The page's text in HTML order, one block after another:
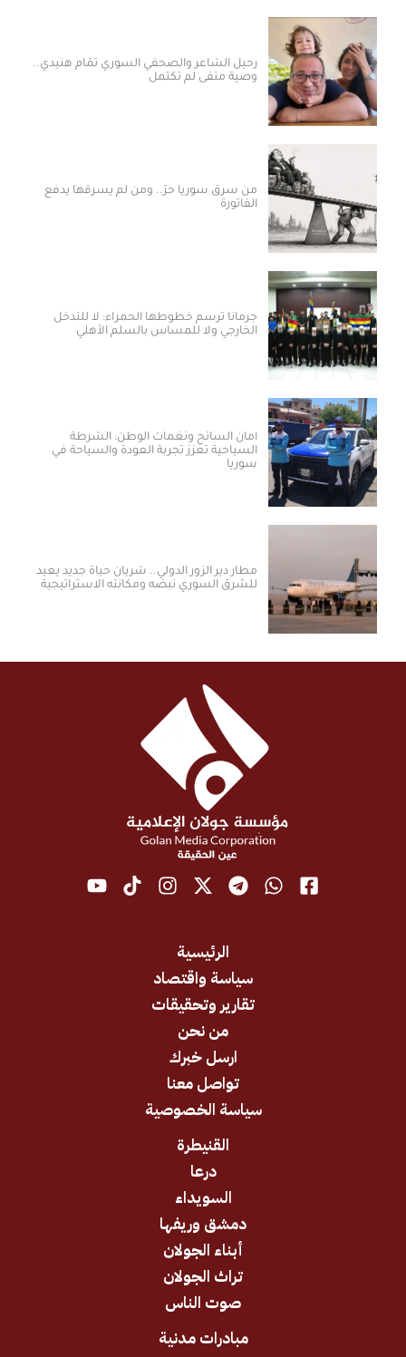
رحيل الشاعر والصحفي السوري تمّام هنيدي..
وصية منفى لم تكتمل
من سرق سوريا حرّ.. ومن لم يسرقها يدفع
الفاتورة
جرمانا ترسم خطوطها الحمراء: لا للتدخل
الخارجي ولا للمساس بالسلم الأهلي
أمان السائح ونغمات الوطن: الشرطة
السياحية تعزز تجربة العودة والسياحة في
سوريا
مطار دير الزور الدولي.. شريان حياة جديد يعيد
للشرق السوري نبضه ومكانته الاستراتيجية
سياسة واقتصاد
تقارير وتحقيقات
ارسل خبرك
تواصل معنا
سياسة الخصوصية
دمشق وريفها
أبناء الجولان
تراث الجولان
صوت الناس
مبادرات مدنية